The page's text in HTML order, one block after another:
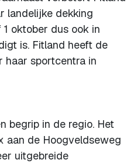
landelijke dekking
oktober dus ook in
is. Fitland heeft de
haar sportcentra in
begrip in de regio. Het
aan de Hoogveldseweg
uitgebreide